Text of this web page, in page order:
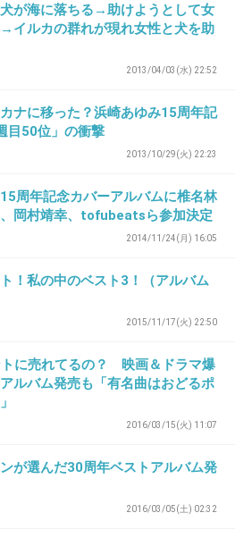
ルダウンロードできない
ってデジタル
の1位は逆に若い
？
-0
ミンいいね。
す。
分の親のこともババアって呼ぶ
が海に落ちる→助けようとして女
イルカの群れが現れ女性と犬を助
2013/04/03(水) 22:52
ナに移った？浜崎あゆみ15周年記
目50位」の衝撃
2013/10/29(火) 22:23
周年記念カバーアルバムに椎名林
岡村靖幸、tofubeatsら参加決定
2014/11/24(月) 16:05
！私の中のベスト3！（アルバム
2015/11/17(火) 22:50
に売れてるの？ 映画＆ドラマ爆
ルバム発売も「有名曲はおどるポ
2016/03/15(火) 11:07
が選んだ30周年ベストアルバム発
2016/03/05(土) 02:32